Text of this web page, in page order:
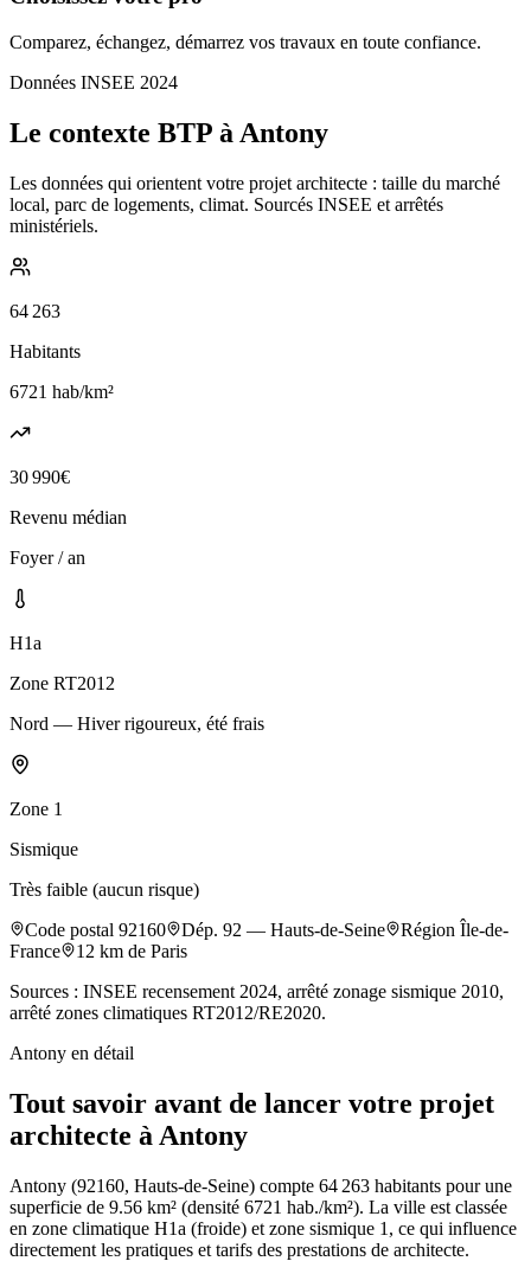
Comparez, échangez, démarrez vos travaux en toute confiance.
Données INSEE 2024
Le contexte BTP à Antony
Les données qui orientent votre projet architecte : taille du marché
local, parc de logements, climat. Sourcés INSEE et arrêtés
ministériels.
64 263
Habitants
6721 hab/km²
30 990€
Revenu médian
Foyer / an
H1a
Zone RT2012
Nord — Hiver rigoureux, été frais
Zone 1
Sismique
Très faible (aucun risque)
Code postal 92160 Dép. 92 — Hauts-de-Seine Région Île-de-
France
12 km de Paris
Sources : INSEE recensement 2024, arrêté zonage sismique 2010,
arrêté zones climatiques RT2012/RE2020.
Antony en détail
Tout savoir avant de lancer votre projet
architecte à Antony
Antony (92160, Hauts-de-Seine) compte 64 263 habitants pour une
superficie de 9.56 km² (densité 6721 hab./km²). La ville est classée
en zone climatique H1a (froide) et zone sismique 1, ce qui influence
directement les pratiques et tarifs des prestations de architecte.